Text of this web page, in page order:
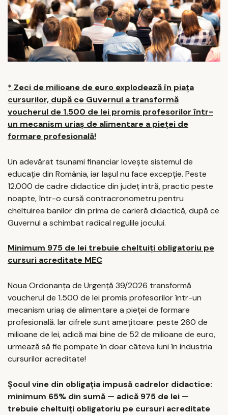
* Zeci de milioane de euro explodează în piața
cursurilor, după ce Guvernul a transformă
voucherul de 1.500 de lei promis profesorilor într-
un mecanism uriaș de alimentare a pieței de
formare profesională!
Un adevărat tsunami financiar lovește sistemul de
educație din România, iar Iașul nu face excepție. Peste
12.000 de cadre didactice din județ intră, practic peste
noapte, într-o cursă contracronometru pentru
cheltuirea banilor din prima de carieră didactică, după ce
Guvernul a schimbat radical regulile jocului.
Minimum 975 de lei trebuie cheltuiți obligatoriu pe
cursuri acreditate MEC
Noua Ordonanța de Urgență 39/2026 transformă
voucherul de 1.500 de lei promis profesorilor într-un
mecanism uriaș de alimentare a pieței de formare
profesională. Iar cifrele sunt amețitoare: peste 260 de
milioane de lei, adică mai bine de 52 de milioane de euro,
urmează să fie pompate în doar câteva luni în industria
cursurilor acreditate!
Șocul vine din obligația impusă cadrelor didactice:
minimum 65% din sumă — adică 975 de lei —
trebuie cheltuiți obligatoriu pe cursuri acreditate